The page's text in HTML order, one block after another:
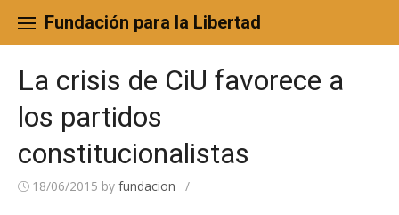
content
Fundación para la Libertad
La crisis de CiU favorece a
los partidos
constitucionalistas
18/06/2015 by fundacion /